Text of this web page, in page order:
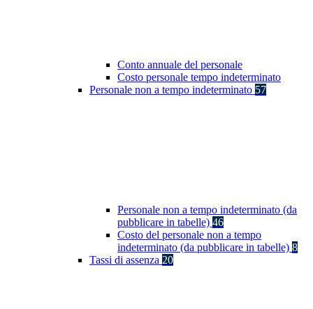
Conto annuale del personale
Costo personale tempo indeterminato
Personale non a tempo indeterminato 57
Personale non a tempo indeterminato (da
pubblicare in tabelle) 46
Costo del personale non a tempo
indeterminato (da pubblicare in tabelle) 8
Tassi di assenza 20